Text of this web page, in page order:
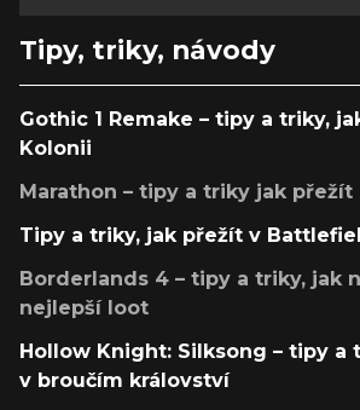
Tipy, triky, návody
Gothic 1 Remake – tipy a triky,
Kolonii
Marathon – tipy a triky jak přežít
Tipy a triky, jak přežít v
Borderlands 4 – tipy a triky, jak
nejlepší loot
Hollow Knight: Silksong – tipy a
v broučím království